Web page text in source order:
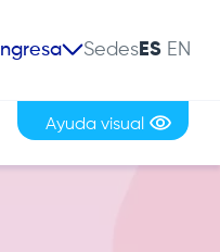
Ingresa Sedes
Ayuda visual